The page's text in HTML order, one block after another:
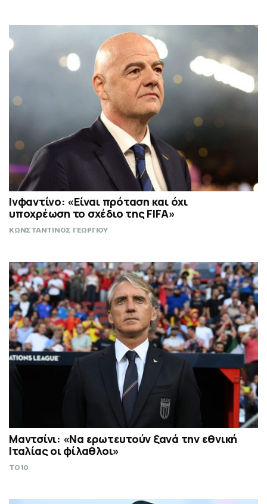
Ινφαντίνο: «Είναι πρόταση και όχι
υποχρέωση το σχέδιο της FIFA»
ΚΩΝΣΤΑΝΤΙΝΟΣ ΓΕΩΡΓΙΟΥ
Μαντσίνι: «Να ερωτευτούν ξανά την εθνική
Ιταλίας οι φίλαθλοι»
TO10